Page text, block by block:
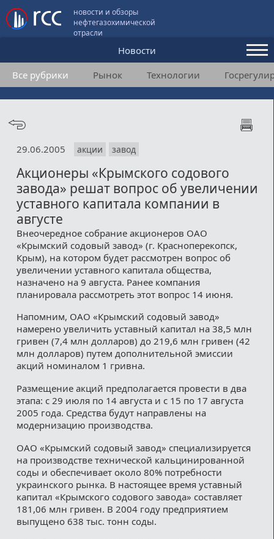
новости и обзоры
нефтегазохимической
отрасли
Новости
Аналитика и мнения
Конференции
Подписка
Пользовательское соглашение
Контакты
Все рубрики Рынок Технологии
29.06.2005 акции завод
Акционеры «Крымского содового
завода» решат вопрос об увеличении
уставного капитала компании в
августе
Внеочередное собрание акционеров ОАО
«Крымский содовый завод» (г. Красноперекопск,
Крым), на котором будет рассмотрен вопрос об
увеличении уставного капитала общества,
назначено на 9 августа. Ранее компания
планировала рассмотреть этот вопрос 14 июня.
Напомним, ОАО «Крымский содовый завод»
намерено увеличить уставный капитал на 38,5 млн
гривен (7,4 млн долларов) до 219,6 млн гривен (42
млн долларов) путем дополнительной эмиссии
акций номиналом 1 гривна.
Размещение акций предполагается провести в два
этапа: с 29 июля по 14 августа и с 15 по 17 августа
2005 года. Средства будут направлены на
модернизацию производства.
ОАО «Крымский содовый завод» специализируется
на производстве технической кальцинированной
соды и обеспечивает около 80% потребности
украинского рынка. В настоящее время уставный
капитал «Крымского содового завода» составляет
181,06 млн гривен. В 2004 году предприятием
выпущено 638 тыс. тонн соды.